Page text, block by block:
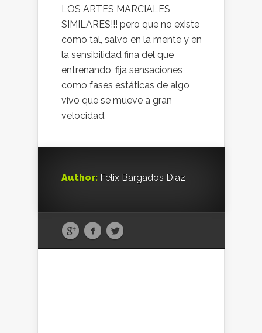
LOS ARTES MARCIALES
SIMILARES!!! pero que no existe
como tal, salvo en la mente y en
la sensibilidad fina del que
entrenando, fija sensaciones
como fases estáticas de algo
vivo que se mueve a gran
velocidad.
Author: Felix Bargados Diaz